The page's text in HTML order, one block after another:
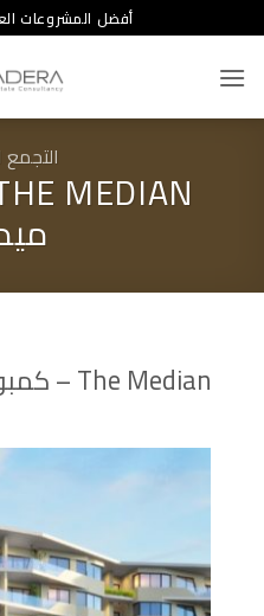
للمحتوى
أفضل المشروعات
The Median – كمبوند ذا ميديان